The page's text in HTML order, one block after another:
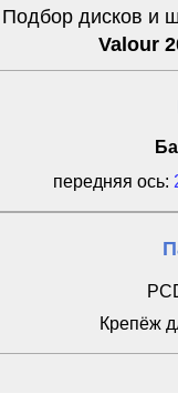
Подбор дисков и
Valour
передняя ось:
Крепёж